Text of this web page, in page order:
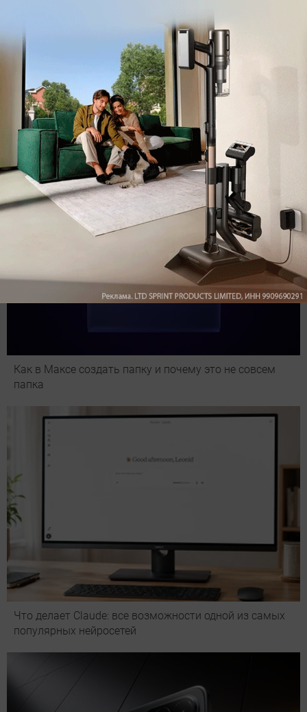
Подпишись на наш канал в мессенджере МАХ
Как в Максе создать папку и почему это не совсем
папка
Что делает Сlaude: все возможности одной из самых
популярных нейросетей